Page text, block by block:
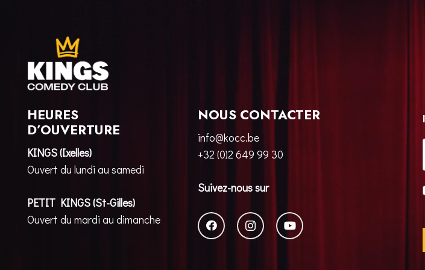
HEURES
D’OUVERTURE
KINGS (Ixelles)
Ouvert du lundi au samedi
PETIT KINGS (St-Gilles)
Ouvert du mardi au dimanche
NOUS CONTACTER
info@kocc.be
+32 (0)2 649 99 30
Suivez-nous sur